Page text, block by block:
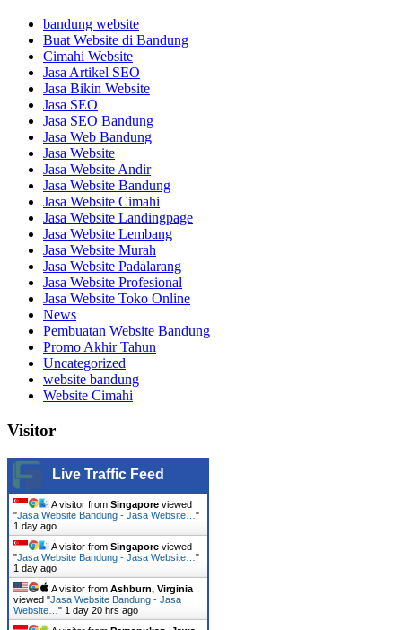
bandung website
Buat Website di Bandung
Cimahi Website
Jasa Artikel SEO
Jasa Bikin Website
Jasa SEO
Jasa SEO Bandung
Jasa Web Bandung
Jasa Website
Jasa Website Andir
Jasa Website Bandung
Jasa Website Cimahi
Jasa Website Landingpage
Jasa Website Lembang
Jasa Website Murah
Jasa Website Padalarang
Jasa Website Profesional
Jasa Website Toko Online
News
Pembuatan Website Bandung
Promo Akhir Tahun
Uncategorized
website bandung
Website Cimahi
Visitor
Live Traffic Feed
A visitor from Singapore viewed
"Jasa Website Bandung - Jasa Website… "
1 day ago
A visitor from Singapore viewed
"Jasa Website Bandung - Jasa Website… "
1 day ago
A visitor from Ashburn, Virginia
viewed "Jasa Website Bandung - Jasa
Website… " 1 day 20 hrs ago